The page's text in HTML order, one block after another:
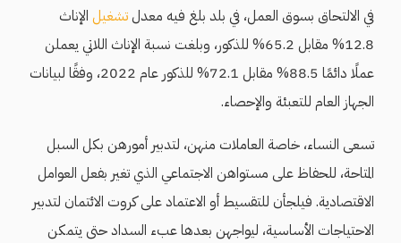
في الالتحاق بسوق العمل، في بلد بلغ فيه معدلتشغيل الإناث
12.8% مقابل 65.2% للذكور، وبلغت نسبة الإناث اللاتي يعملن
عملًا دائمًا 88.5% مقابل 72.1% للذكور عام 2022، وفقًا لبيانات
الجهاز العام للتعبئة والإحصاء.
تسعى النساء، خاصة العاملات منهن، لتدبير أمورهن بكل السبل
المتاحة، للحفاظ على مستواهن الاجتماعي الذي تغير بفعل العوامل
الاقتصادية. فيلجأن للتقسيط أو الاعتماد على كروت الائتمان لتدبير
الاحتياجات الأساسية، ليواجهن بعدها عبء السداد حتى يتمكن